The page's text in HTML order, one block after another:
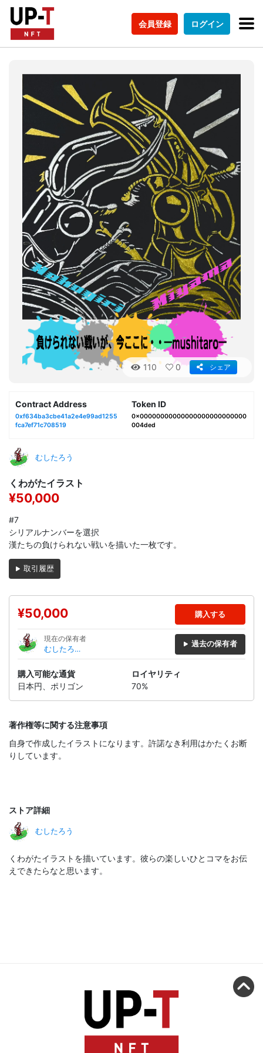
会員登録 ログイン
110 0 シェア
Contract Address
0xf634ba3cbe41a2e4e99ad1255
fca7ef71c708519
Token ID
0x00000000000000000000000000
004ded
むしたろう
くわがたイラスト
¥50,000
#7
シリアルナンバーを選択
漢たちの負けられない戦いを描いた一枚です。
取引履歴
¥50,000 購入する
現在の保有者
むしたろ
う
過去の保有者
購入可能な通貨
日本円、ポリゴン
ロイヤリティ
70%
著作権等に関する注意事項
自身で作成したイラストになります。許諾なき利用はかたくお断
りしています。
ストア詳細
むしたろう
くわがたイラストを描いています。彼らの楽しいひとコマをお伝
えできたらなと思います。